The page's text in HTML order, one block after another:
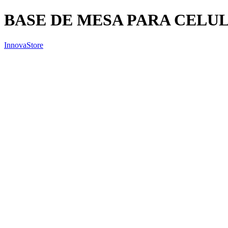
BASE DE MESA PARA
InnovaStore